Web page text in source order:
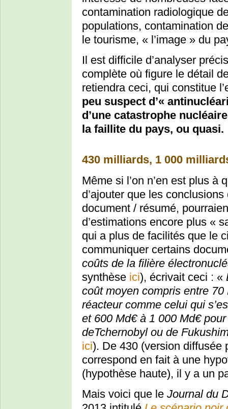
contamination radiologique
populations, contamination
le tourisme, « l’image » du
Il est difficile d’analyser
complète où figure le détail
retiendra ceci, qui constitue
peu suspect d’«
d’une catastrophe
la faillite du pays, ou quasi.
430 milliards, 1 000
Même si l’on n’en est plus
d’ajouter que les
document / résumé,
d’estimations encore plus «
qui a plus de facilités que le
communiquer certains
coûts de la filière
synthèse ici), écrivait ceci : «
coût moyen compris entre
réacteur comme celui qui
et 600 Md€ à 1 000 Md€
deTchernobyl ou de
ici). De 430 (version diffusée
correspond en fait à une
(hypothèse haute), il y a un
Mais voici que le Journal du